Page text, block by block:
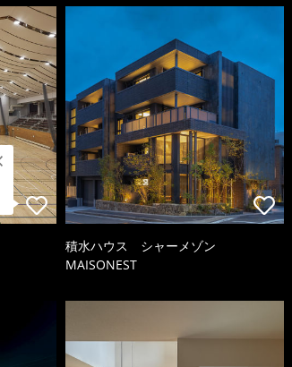
積水ハウス シャーメゾン
MAISONEST